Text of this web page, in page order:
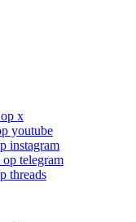
x
youtube
instagram
telegram
threads